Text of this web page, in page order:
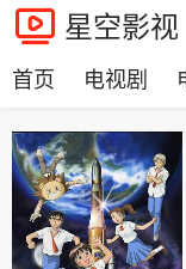
星空影视
首页 电视剧